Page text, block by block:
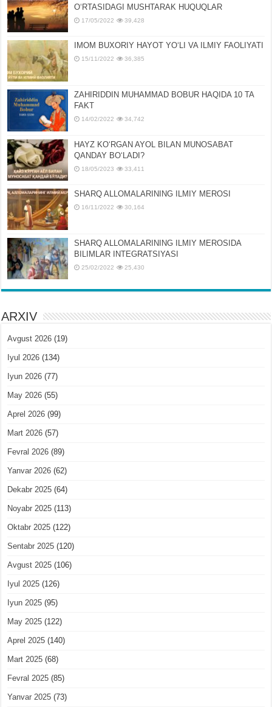
OʻRTASIDAGI MUSHTARAK HUQUQLAR
17/05/2022 39,428
IMOM BUXORIY HAYOT YOʻLI VA ILMIY FAOLIYATI
15/11/2022 36,385
ZAHIRIDDIN MUHAMMAD BOBUR HAQIDA 10 TA
FAKT
14/02/2022 34,742
HAYZ KOʻRGAN AYOL BILAN MUNOSABAT
QANDAY BOʻLADI?
18/05/2023 33,411
SHARQ ALLOMALARINING ILMIY MEROSI
16/11/2022 30,164
SHARQ ALLOMALARINING ILMIY MЕROSIDA
BILIMLAR INTЕGRATSIYASI
25/02/2022 25,430
ARXIV
Avgust 2026 (19)
Iyul 2026 (134)
Iyun 2026 (77)
May 2026 (55)
Aprel 2026 (99)
Mart 2026 (57)
Fevral 2026 (89)
Yanvar 2026 (62)
Dekabr 2025 (64)
Noyabr 2025 (113)
Oktabr 2025 (122)
Sentabr 2025 (120)
Avgust 2025 (106)
Iyul 2025 (126)
Iyun 2025 (95)
May 2025 (122)
Aprel 2025 (140)
Mart 2025 (68)
Fevral 2025 (85)
Yanvar 2025 (73)